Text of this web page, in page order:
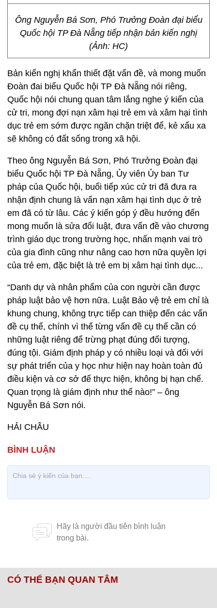
Ông Nguyễn Bá Sơn, Phó Trưởng Đoàn đại biểu
Quốc hội TP Đà Nẵng tiếp nhận bản kiến nghị
(Ảnh: HC)
Bản kiến nghị khẩn thiết đặt vấn đề, và mong muốn
Đoàn đai biểu Quốc hội TP Đà Nẵng nói riêng,
Quốc hội nói chung quan tâm lắng nghe ý kiến của
cử tri, mong đợi nạn xâm hại trẻ em và xâm hại tình
dục trẻ em sớm được ngăn chặn triệt để, kẻ xấu xa
sẽ không có đất sống trong xã hội.
Theo ông Nguyễn Bá Sơn, Phó Trưởng Đoàn đại
biểu Quốc hội TP Đà Nẵng, Ủy viên Ủy ban Tư
pháp của Quốc hội, buổi tiếp xúc cử tri đã đưa ra
nhận định chung là vấn nạn xâm hại tình dục ở trẻ
em đã có từ lâu. Các ý kiến góp ý đều hướng đến
mong muốn là sửa đổi luật, đưa vấn đề vào chương
trình giáo dục trong trường học, nhấn mạnh vai trò
của gia đình cũng như nâng cao hơn nữa quyền lợi
của trẻ em, đặc biệt là trẻ em bị xâm hại tình dục...
“Danh dự và nhân phẩm của con người cần được
pháp luật bảo vệ hơn nữa. Luật Bảo vệ trẻ em chỉ là
khung chung, không trực tiếp can thiệp đến các vấn
đề cụ thể, chính vì thế từng vấn đề cụ thể cần có
những luật riêng để trừng phạt đúng đối tượng,
đúng tội. Giám định pháp y có nhiều loại và đối với
sự phát triển của y học như hiện nay hoàn toàn đủ
điều kiện và cơ sở để thực hiện, không bị hạn chế.
Quan trọng là giám định như thế nào!” – ông
Nguyễn Bá Sơn nói.
HẢI CHÂU
CÓ THỂ BẠN QUAN TÂM